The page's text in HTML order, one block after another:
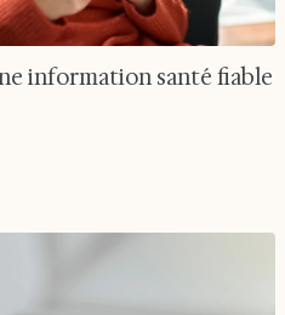
information santé fiable